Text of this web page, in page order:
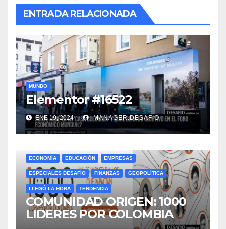
ENTRADA RELACIONADA
MUNDO
Elementor #16522
ENE 19, 2024 MANAGER.DESAFIO
ECONOMÍA EDUCACIÓN EMPRESAS
ESPECIALES DESAFÍO FINANZAS GEOPOLÍTICA
LLEGÓ LA HORA TENDENCIA
COMUNIDAD ORIGEN: 1000
LIDERES POR COLOMBIA